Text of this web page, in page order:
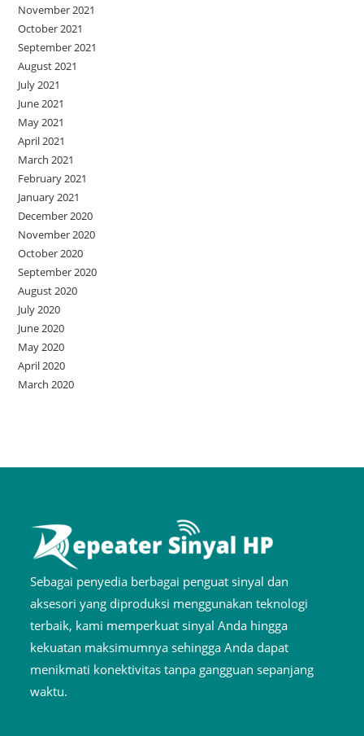
November 2021
October 2021
September 2021
August 2021
July 2021
June 2021
May 2021
April 2021
March 2021
February 2021
January 2021
December 2020
November 2020
October 2020
September 2020
August 2020
July 2020
June 2020
May 2020
April 2020
March 2020
Sebagai penyedia berbagai penguat sinyal dan
aksesori yang diproduksi menggunakan teknologi
terbaik, kami memperkuat sinyal Anda hingga
kekuatan maksimumnya sehingga Anda dapat
menikmati konektivitas tanpa gangguan sepanjang
waktu.